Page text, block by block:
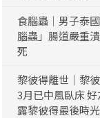
食腦蟲｜男子泰
腦蟲」腸道嚴重
死
黎彼得離世｜黎
3月已中風臥床
露黎彼得最後時光